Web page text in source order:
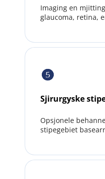
Imaging en
glaucoma, retina,
Sjirurgyske
Opsjonele
stipegebiet